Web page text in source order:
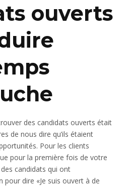
ouverts
des candidats ouverts était
de nous dire qu’ils étaient
Pour les clients
pour la première fois de votre
candidats qui ont
pour dire «Je suis ouvert à de